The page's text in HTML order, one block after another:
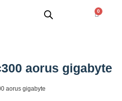
0
aorus gigabyte
aorus gigabyte